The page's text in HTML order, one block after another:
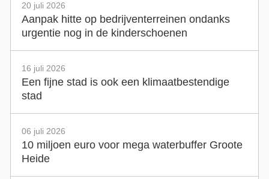
20 juli 2026
Aanpak hitte op bedrijventerreinen ondanks
urgentie nog in de kinderschoenen
16 juli 2026
Een fijne stad is ook een klimaatbestendige
stad
06 juli 2026
10 miljoen euro voor mega waterbuffer Groote
Heide